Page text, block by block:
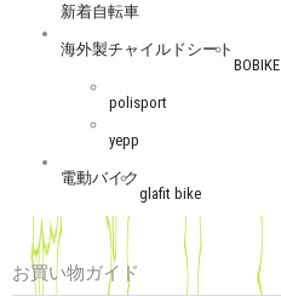
新着自転車
海外製チャイルドシート
BOBIKE
polisport
yepp
電動バイク
glafit bike
お買い物ガイド